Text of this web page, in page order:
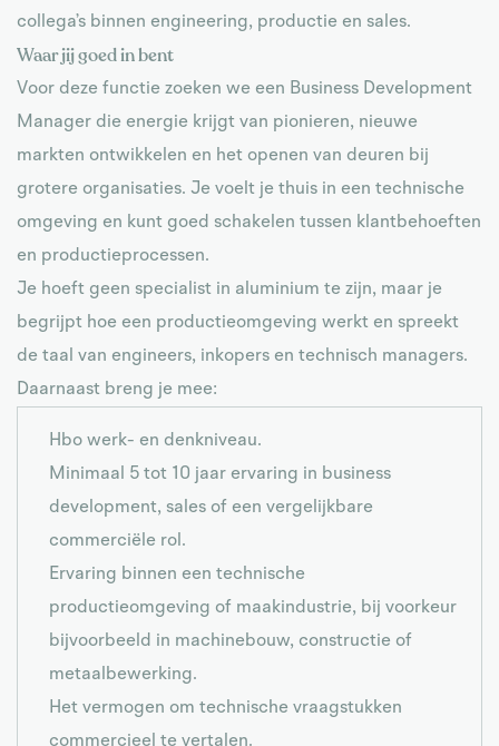
collega’s binnen engineering, productie en sales.
Waar jij goed in bent
Voor deze functie zoeken we een Business Development
Manager die energie krijgt van pionieren, nieuwe
markten ontwikkelen en het openen van deuren bij
grotere organisaties. Je voelt je thuis in een technische
omgeving en kunt goed schakelen tussen klantbehoeften
en productieprocessen.
Je hoeft geen specialist in aluminium te zijn, maar je
begrijpt hoe een productieomgeving werkt en spreekt
de taal van engineers, inkopers en technisch managers.
Daarnaast breng je mee:
Hbo werk- en denkniveau.
Minimaal 5 tot 10 jaar ervaring in business
development, sales of een vergelijkbare
commerciële rol.
Ervaring binnen een technische
productieomgeving of maakindustrie, bij voorkeur
bijvoorbeeld in machinebouw, constructie of
metaalbewerking.
Het vermogen om technische vraagstukken
commercieel te vertalen.